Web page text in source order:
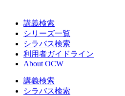
講義検索
シリーズ一覧
シラバス検索
利用者ガイドライン
About OCW
講義検索
シラバス検索